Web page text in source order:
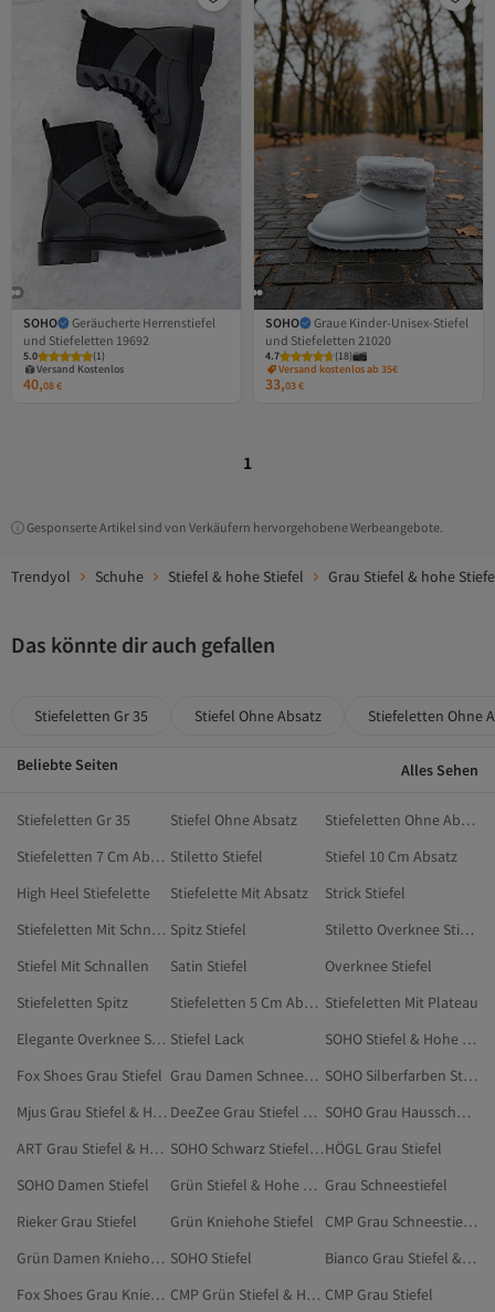
SOHO
Geräucherte Herrenstiefel
und Stiefeletten 19692
5.0 (1)
Versand Kostenlos
Gratis Versand
Versand Kostenlos
40,08€
SOHO
Graue Kinder-Unisex-Stiefel
und Stiefeletten 21020
4.7 (18)
Versand kostenlos ab 35€
33,03€
1
Gesponserte Artikel sind von Verkäufern hervorgehobene Werbeangebote.
Trendyol Schuhe Stiefel & hohe Stiefel Grau Stiefel & hohe
Das könnte dir auch gefallen
Stiefeletten Gr 35 Stiefel Ohne Absatz Stiefeletten Ohne
Beliebte Seiten Alles Sehen
Stiefeletten Gr 35 Stiefel Ohne Absatz
Stiefeletten Ohne Absatz
Stiefeletten 7 Cm Absatz Stiletto Stiefel
Stiefel 10 Cm Absatz
High Heel Stiefelette
Stiefelette Mit Absatz
Strick Stiefel
Stiefeletten Mit Schnallen Spitz Stiefel
Stiletto Overknee Stiefel
Stiefel Mit Schnallen
Satin Stiefel
Overknee Stiefel
Stiefeletten Spitz
Stiefeletten 5 Cm Absatz Stiefeletten Mit Plateau
Elegante Overknee Stiefel Stiefel Lack
SOHO Stiefel & Hohe Stiefel
Fox Shoes Grau Stiefel
Grau Damen Schneestiefel
SOHO Silberfarben Stiefel
Mjus Grau Stiefel & Hohe Stiefel
DeeZee Grau Stiefel & Hohe Stiefel
SOHO Grau Hausschuhe & Hausstiefel
ART Grau Stiefel & Hohe Stiefel
SOHO Schwarz Stiefel & Hohe StiefelHÖGL Grau Stiefel
SOHO Damen Stiefel
Grün Stiefel & Hohe Stiefel Grau Schneestiefel
Rieker Grau Stiefel
Grün Kniehohe Stiefel
CMP Grau Schneestiefel
Grün Damen Kniehohe Stiefel SOHO Stiefel
Bianco Grau Stiefel & Hohe Stiefel
Fox Shoes Grau Kniehohe Stiefel
CMP Grün Stiefel & Hohe Stiefel CMP Grau Stiefel